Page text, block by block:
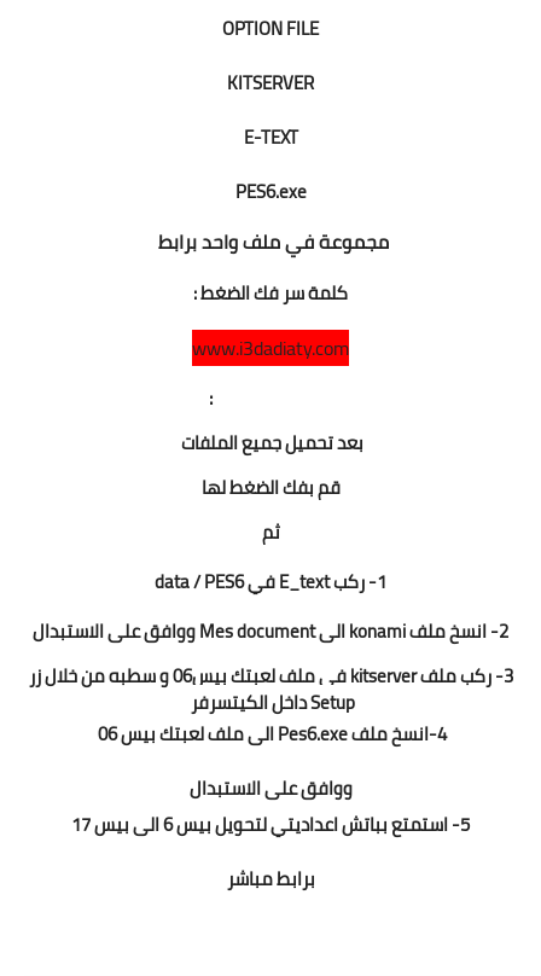
OPTION FILE
KITSERVER
E-TEXT
PES6.exe
مجموعة في ملف واحد برابط
كلمة سر فك الضغط :
www.i3dadiaty.com
بعد تحميل جميع الملفات
قم بفك الضغط لها
ثم
1- ركب E_text في data / PES6
2- انسخ ملف konami الى Mes document ووافق على الاستبدال
3- ركب ملف kitserver في ملف لعبتك بيس06 و سطبه من خلال زر
Setup داخل الكيتسرفر
4-انسخ ملف Pes6.exe الى
ملف لعبتك بيس 06
ووافق على الاستبدال
5- استمتع بباتش اعداديتي لتحويل بيس 6 الى بيس 17
برابط مباشر